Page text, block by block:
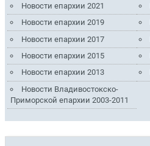
Новости епархии 2021
Новости епархии 2019
Новости епархии 2017
Новости епархии 2015
Новости епархии 2013
Новости Владивостокско-
Приморской епархии 2003-2011